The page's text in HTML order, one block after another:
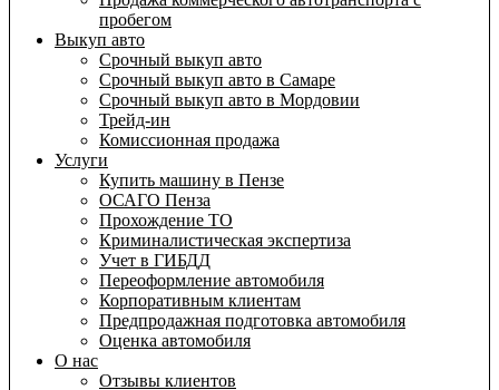
пробегом
Выкуп авто
Срочный выкуп авто
Срочный выкуп авто в Самаре
Срочный выкуп авто в Мордовии
Трейд-ин
Комиссионная продажа
Услуги
Купить машину в Пензе
ОСАГО Пенза
Прохождение ТО
Криминалистическая экспертиза
Учет в ГИБДД
Переоформление автомобиля
Корпоративным клиентам
Предпродажная подготовка автомобиля
Оценка автомобиля
О нас
Отзывы клиентов